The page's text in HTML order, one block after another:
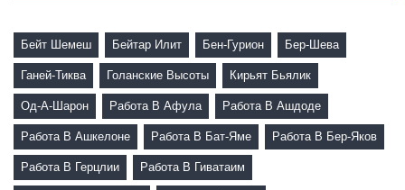
Бейт Шемеш Бейтар Илит Бен-Гурион Бер-Шева
Ганей-Тиква Голанские Высоты Кирьят Бьялик
Од-А-Шарон Работа В Афула Работа В Ашдоде
Работа В Ашкелоне Работа В Бат-Яме Работа В Бер-Яков
Работа В Герцлии Работа В Гиватаим